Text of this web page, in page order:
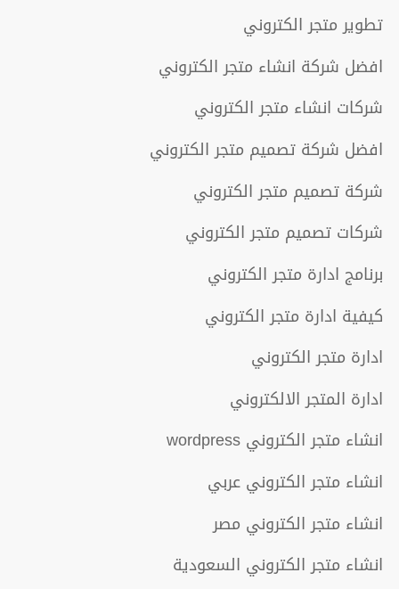
تطوير متجر الكتروني
افضل شركة انشاء متجر الكتروني
شركات انشاء متجر الكتروني
افضل شركة تصميم متجر الكتروني
شركة تصميم متجر الكتروني
شركات تصميم متجر الكتروني
برنامج ادارة متجر الكتروني
كيفية ادارة متجر الكتروني
ادارة متجر الكتروني
ادارة المتجر الالكتروني
انشاء متجر الكتروني wordpress
انشاء متجر الكتروني عربي
انشاء متجر الكتروني مصر
انشاء متجر الكتروني السعودية